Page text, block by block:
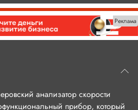
Реклама
анализатор скорости
прибор, который